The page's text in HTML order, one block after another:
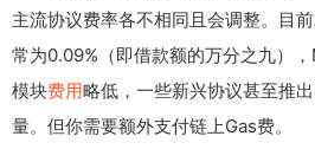
主流协议费率各不相同且会调整。目
常为0.09%（即借款额的万分之九）
模块费用略低，一些新兴协议甚至推
量。但你需要额外支付链上Gas费。